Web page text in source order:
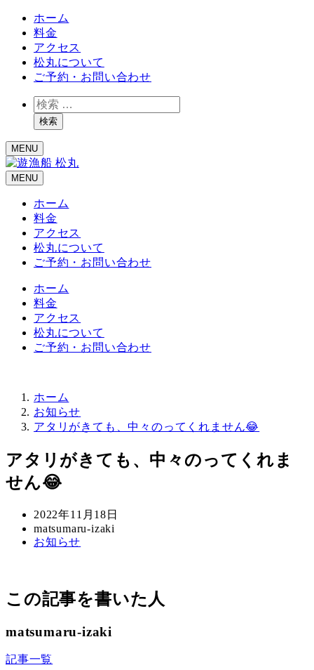
ホーム
料金
アクセス
松丸について
ご予約・お問い合わせ
検
索検索
MENU
MENU
ホーム
料金
アクセス
松丸について
ご予約・お問い合わせ
ホーム
料金
アクセス
松丸について
ご予約・お問い合わせ
ホーム
お知らせ
アタリがきても、中々のってくれません😂
アタリがきても、中々のってくれま
せん😂
投
稿
日
2022年11月18日
著
者
matsumaru-izaki
カ
ー
お知らせ
この記事を書いた人
matsumaru-izaki
記事一覧